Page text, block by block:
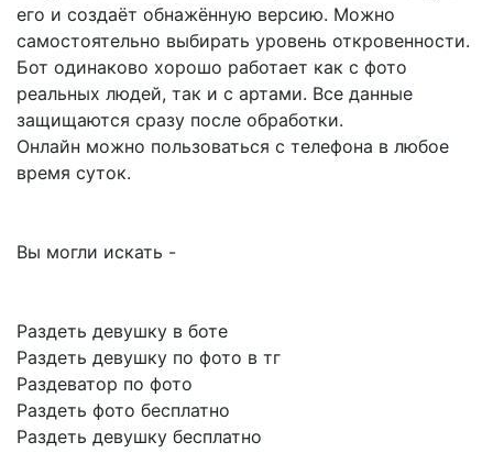
его и создаёт обнажённую версию. Можно
самостоятельно выбирать уровень откровенности.
Бот одинаково хорошо работает как с фото
реальных людей, так и с артами. Все данные
защищаются сразу после обработки.
Онлайн можно пользоваться с телефона в любое
время суток.
Вы могли искать -
Раздеть девушку в боте
Раздеть девушку по фото в тг
Раздеватор по фото
Раздеть фото бесплатно
Раздеть девушку бесплатно